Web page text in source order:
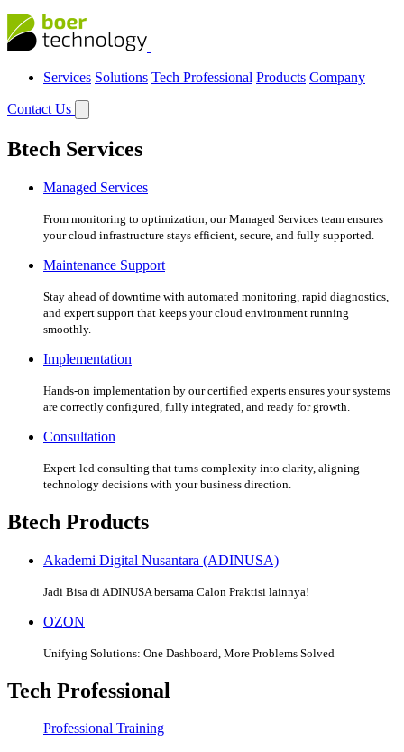
Services Solutions Tech Professional Products Company
Contact Us
Btech Services
Managed Services
From monitoring to optimization, our Managed Services team ensures
your cloud infrastructure stays efficient, secure, and fully supported.
Maintenance Support
Stay ahead of downtime with automated monitoring, rapid diagnostics,
and expert support that keeps your cloud environment running
smoothly.
Implementation
Hands-on implementation by our certified experts ensures your systems
are correctly configured, fully integrated, and ready for growth.
Consultation
Expert-led consulting that turns complexity into clarity, aligning
technology decisions with your business direction.
Btech Products
Akademi Digital Nusantara (ADINUSA)
Jadi Bisa di ADINUSA bersama Calon Praktisi lainnya!
OZON
Unifying Solutions: One Dashboard, More Problems Solved
Tech Professional
Professional Training